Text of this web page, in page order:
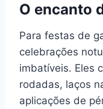
O encanto
Para festas de
celebrações
imbatíveis. Eles
rodadas, laços
aplicações de